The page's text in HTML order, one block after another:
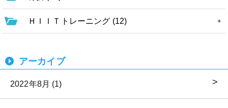
ＨＩＩＴトレーニング (12)
アーカイブ
2022年8月 (1)